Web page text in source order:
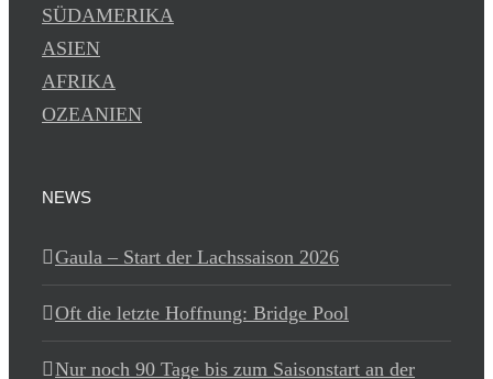
SÜDAMERIKA
ASIEN
AFRIKA
OZEANIEN
NEWS
Gaula – Start der Lachssaison 2026
Oft die letzte Hoffnung: Bridge Pool
Nur noch 90 Tage bis zum Saisonstart an der